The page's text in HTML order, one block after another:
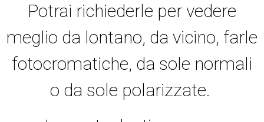
Potrai richiederle per vedere
meglio da lontano, da vicino, farle
fotocromatiche, da sole normali
o da sole polarizzate.